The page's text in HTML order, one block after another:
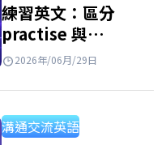
練習英文：區分
practise 與
practice，以及免費
2026年/06月/29日
溝通交流英語